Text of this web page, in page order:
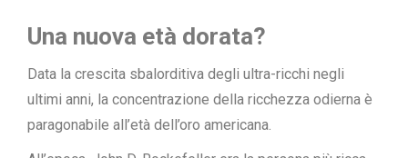
Una nuova età dorata?
Data la crescita sbalorditiva degli ultra-ricchi negli
ultimi anni, la concentrazione della ricchezza odierna è
paragonabile all’età dell’oro americana.